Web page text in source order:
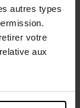
autres types
votre
aux